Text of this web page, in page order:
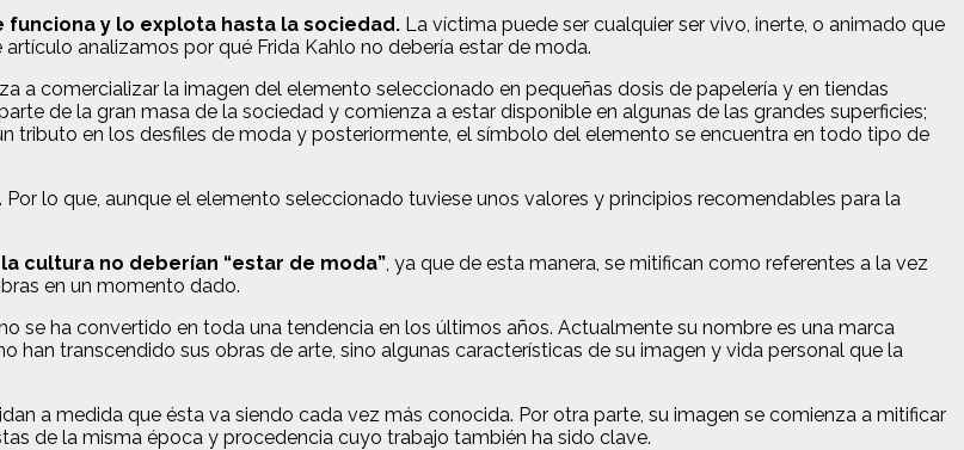
y lo explota hasta la sociedad. La víctima puede ser cualquier ser vivo, inerte, o animado que
analizamos por qué Frida Kahlo no debería estar de moda.
a comercializar la imagen del elemento seleccionado en pequeñas dosis de papelería y en tiendas
de la gran masa de la sociedad y comienza a estar disponible en algunas de las grandes superficies;
tributo en los desfiles de moda y posteriormente, el símbolo del elemento se encuentra en todo tipo de
lo que, aunque el elemento seleccionado tuviese unos valores y principios recomendables para la
cultura no deberían “estar de moda”, ya que de esta manera, se mitifican como referentes a la vez
en un momento dado.
se ha convertido en toda una tendencia en los últimos años. Actualmente su nombre es una marca
han transcendido sus obras de arte, sino algunas características de su imagen y vida personal que la
a medida que ésta va siendo cada vez más conocida. Por otra parte, su imagen se comienza a mitificar
de la misma época y procedencia cuyo trabajo también ha sido clave.